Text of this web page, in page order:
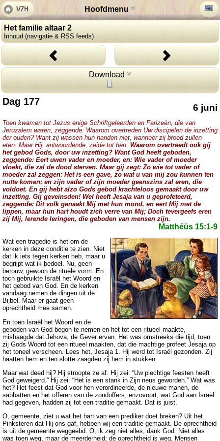
Hoofdmenu
Het familie altaar 2
Inhoud (navigatie & RSS feeds)
Download
6 juni
Dag 177
Toen kwamen tot Jezus enige Schriftgeleerden en Farizeën, die van
Jeruzalem waren, zeggende: Waarom overtreden Uw discipelen de inzetting
der ouden? Want zij wassen hun handen niet, wanneer zij brood zullen
eten. Maar Hij, antwoordende, zeide tot hen: Waarom overtreedt ook gij
het gebod Gods, door uw inzetting? Want God heeft geboden,
zeggende: Eert uwen vader en moeder, en: Wie vader of moeder
vloekt, die zal de dood sterven. Maar gij zegt: Zo wie tot vader of
moeder zal zeggen: Het is een gave, zo wat u van mij zou kunnen ten
nutte komen; en zijn vader of zijn moeder geenszins zal eren, die
voldoet. En gij hebt alzo Gods gebod krachteloos gemaakt door uw
inzetting. Gij geveinsden! Wel heeft Jesaja van u geprofeteerd,
zeggende: Dit volk genaakt Mij met hun mond, en eert Mij met de
lippen, maar hun hart houdt zich verre van Mij; Doch tevergeefs eren
zij Mij, lerende leringen, die geboden van mensen zijn.
Matthéüs 15:1-9
Wat een tragedie is het om de
kerken in deze conditie te zien. Niet
dat ik iets tegen kerken heb, maar u
begrijpt wat ik bedoel. Nu, geen
berouw, gewoon de rituële vorm. En
toch gebruikte Israël het Woord en
het gebod van God. En de kerken
vandaag nemen de dingen uit de
Bijbel. Maar er gaat geen
oprechtheid mee samen.
En toen Israël het Woord en de
geboden van God begon te nemen en het tot een ritueel maakte,
mishaagde dat Jehova, de Gever ervan. Het was omstreeks die tijd, toen
zij Gods Woord tot een ritueel maakten, dat die machtige profeet Jesaja op
het toneel verscheen. Lees het, Jesaja 1. Hij werd tot Israël gezonden. Zij
haatten hem en ten slotte zaagden zij hem in stukken.
Maar wat deed hij? Hij stroopte ze af. Hij zei: “Uw plechtige feesten heeft
God geweigerd.” Hij zei: “Het is een stank in Zijn neus geworden.” Wat was
het? Het feest dat God voor hen verordineerde, de nieuwe manen, de
sabbatten en het offeren van de zondoffers, enzovoort, wat God aan Israël
had gegeven, hadden zij tot een traditie gemaakt. Dat is juist.
O, gemeente, ziet u wat het hart van een prediker doet breken? Uit het
Pinksteren dat Hij ons gaf, hebben wij een traditie gemaakt. De oprechtheid
is uit de gemeente weggeëbd. O, ik zeg niet alles, dank God. Niet alles
was toen weg, maar de meerderheid; de oprechtheid is weg. Mensen